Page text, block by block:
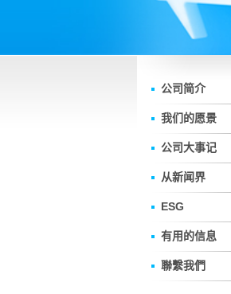
公司简介
我们的愿景
公司大事记
从新闻界
ESG
有用的信息
聯繫我們